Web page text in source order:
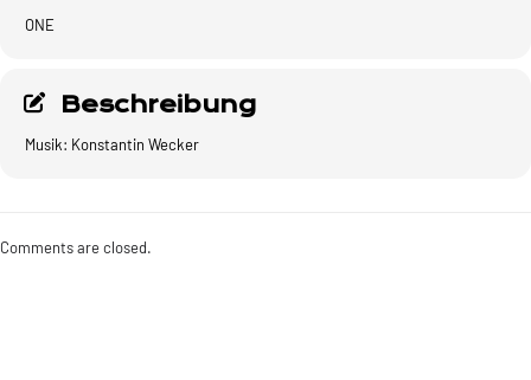
ONE
Beschreibung
Musik: Konstantin Wecker
Comments are closed.